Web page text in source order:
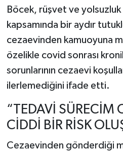
Böcek, rüşvet ve yolsuzluk
kapsamında bir aydır
cezaevinden kamuoyuna
özelikle covid sonrası
sorunlarının cezaevi
ilerlemediğini ifade etti.
“TEDAVİ SÜRECİM
CİDDİ BİR RİSK
Cezaevinden gönderdiği